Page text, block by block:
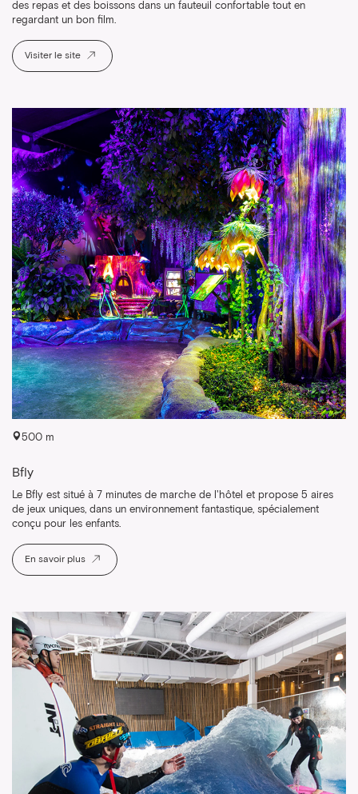
des repas et des boissons dans un fauteuil confortable tout en
regardant un bon film.
Visiter le site
500 m
Bfly
Le Bfly est situé à 7 minutes de marche de l'hôtel et propose 5 aires
de jeux uniques, dans un environnement fantastique, spécialement
conçu pour les enfants.
En savoir plus